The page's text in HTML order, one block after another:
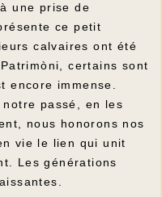
une prise de
ce petit
calvaires ont été
certains sont
encore immense.
passé, en les
nous honorons nos
vie le lien qui unit
Les générations